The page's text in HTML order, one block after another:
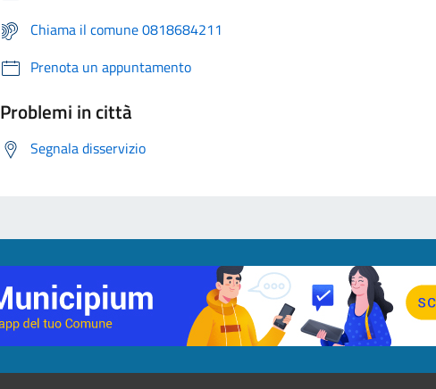
Chiama il comune 0818684211
Prenota un appuntamento
Problemi in città
Segnala disservizio